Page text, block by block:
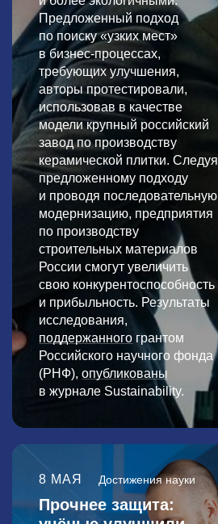
Предложенный подход
по поиску «узких мест»
в бизнес-процессах,
требующих улучшения,
авторы протестировали,
использовав в качестве
модели крупный российский
завод по производству
керамической плитки. Следуя
предложенному подходу
и проводя последовательную
модернизацию, предприятия
по производству
строительных материалов
России смогут увеличить
свою конкурентоспособность
и прибыльность. Результаты
исследования,
поддержанного грантом
Российского научного фонда
(РНФ),опубликованы
в журнале Sustainability.
8 МАЯ Достижения науки
Прочнее защита: